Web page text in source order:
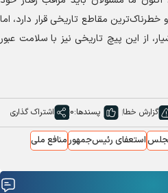
مقاطع تاریخی قرار دارد، اما
از این پیچ تاریخی نیز با سلامت عبور
گزارش خطا پسندها:0 اشتراک گذاری
استعفای رئیس‌جمهور منافع ملی